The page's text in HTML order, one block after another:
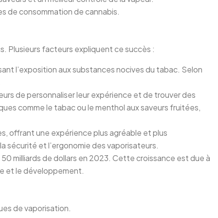
de consommation de cannabis.
Plusieurs facteurs expliquent ce succès :
l’exposition aux substances nocives du tabac. Selon
de personnaliser leur expérience et de trouver des
comme le tabac ou le menthol aux saveurs fruitées,
offrant une expérience plus agréable et plus
sécurité et l’ergonomie des vaporisateurs.
milliards de dollars en 2023. Cette croissance est due à
et le développement.
de vaporisation.